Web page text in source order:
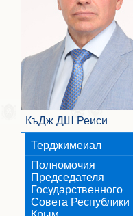
КъДж ДШ Реиси
Терджимеиал
Полномочия
Председателя
Государственного
Совета Республики